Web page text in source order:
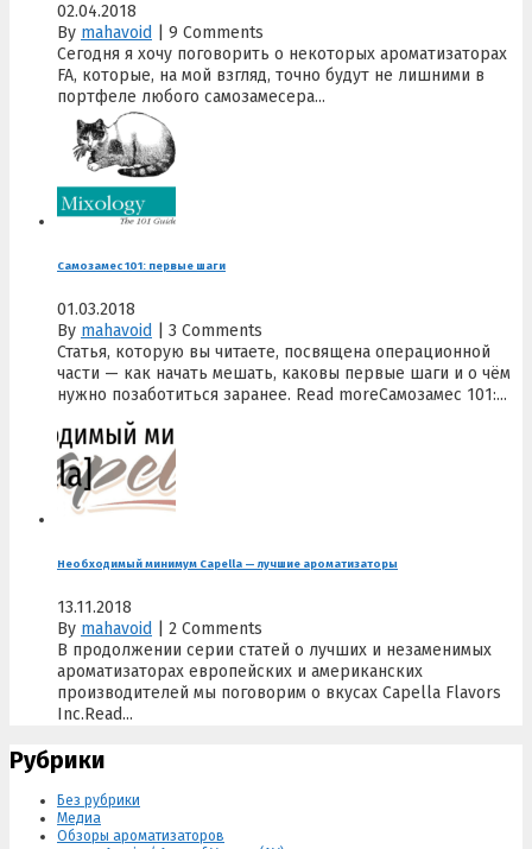
02.04.2018
By mahavoid
9 Comments
Сегодня я хочу поговорить о некоторых ароматизаторах
FA, которые, на мой взгляд, точно будут не лишними в
портфеле любого самозамесера...
Самозамес 101: первые шаги
01.03.2018
By mahavoid
3 Comments
Статья, которую вы читаете, посвящена операционной
части — как начать мешать, каковы первые шаги и о чём
нужно позаботиться заранее. Read moreСамозамес 101:...
Необходимый минимум Capella — лучшие ароматизаторы
13.11.2018
By mahavoid
2 Comments
В продолжении серии статей о лучших и незаменимых
ароматизаторах европейских и американских
производителей мы поговорим о вкусах Capella Flavors
Inc.Read...
Рубрики
Без рубрики
Медиа
Обзоры ароматизаторов